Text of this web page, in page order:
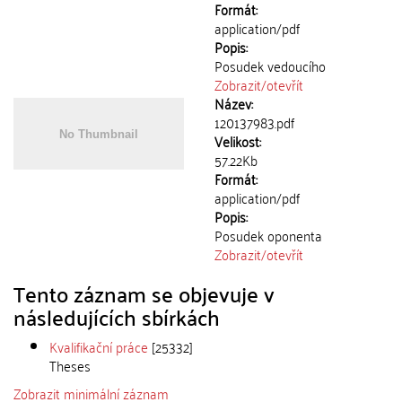
Formát:
application/pdf
Popis:
Posudek vedoucího
Zobrazit/otevřít
Název:
120137983.pdf
Velikost:
57.22Kb
Formát:
application/pdf
Popis:
Posudek oponenta
Zobrazit/otevřít
Tento záznam se objevuje v
následujících sbírkách
Kvalifikační práce [25332]
Theses
Zobrazit minimální záznam